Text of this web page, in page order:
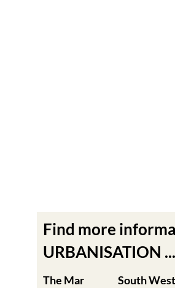
Find more
URBANISATION
The Mar
South West